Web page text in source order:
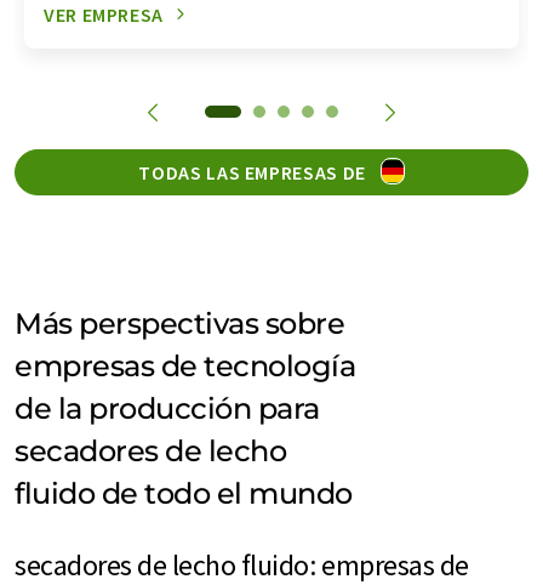
VER EMPRESA
TODAS LAS EMPRESAS DE
Más perspectivas sobre
empresas de tecnología
de la producción para
secadores de lecho
fluido de todo el mundo
secadores de lecho fluido: empresas de